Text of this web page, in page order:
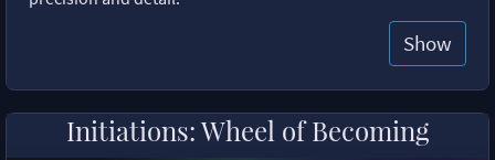
Show
Initiations: Wheel of Becoming